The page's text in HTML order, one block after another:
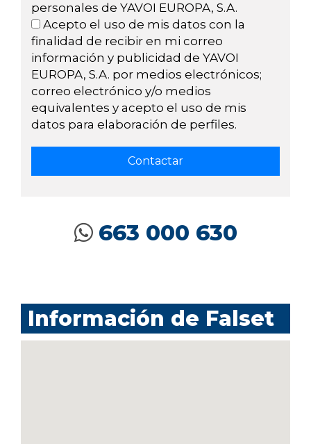
personales de YAVOI EUROPA, S.A.
Acepto el uso de mis datos con la
finalidad de recibir en mi correo
información y publicidad de YAVOI
EUROPA, S.A. por medios electrónicos;
correo electrónico y/o medios
equivalentes y acepto el uso de mis
datos para elaboración de perfiles.
663 000 630
Información de Falset